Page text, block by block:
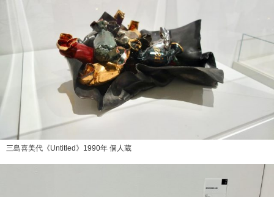
三島喜美代《Untitled》1990年 個人蔵